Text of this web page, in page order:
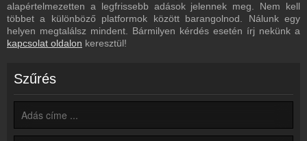
Műsorújság
Deejay Rádió műsorai
Hírek
Kapcsolat
Írj nekünk!
Partnerek
Rádiós partnerek
alapértelmezetten a legfrissebb adások jelennek meg. Nem kell
többet a különböző platformok között barangolnod. Nálunk egy
helyen megtalálsz mindent. Bármilyen kérdés esetén írj nekünk a
kapcsolat oldalon keresztül!
Szűrés